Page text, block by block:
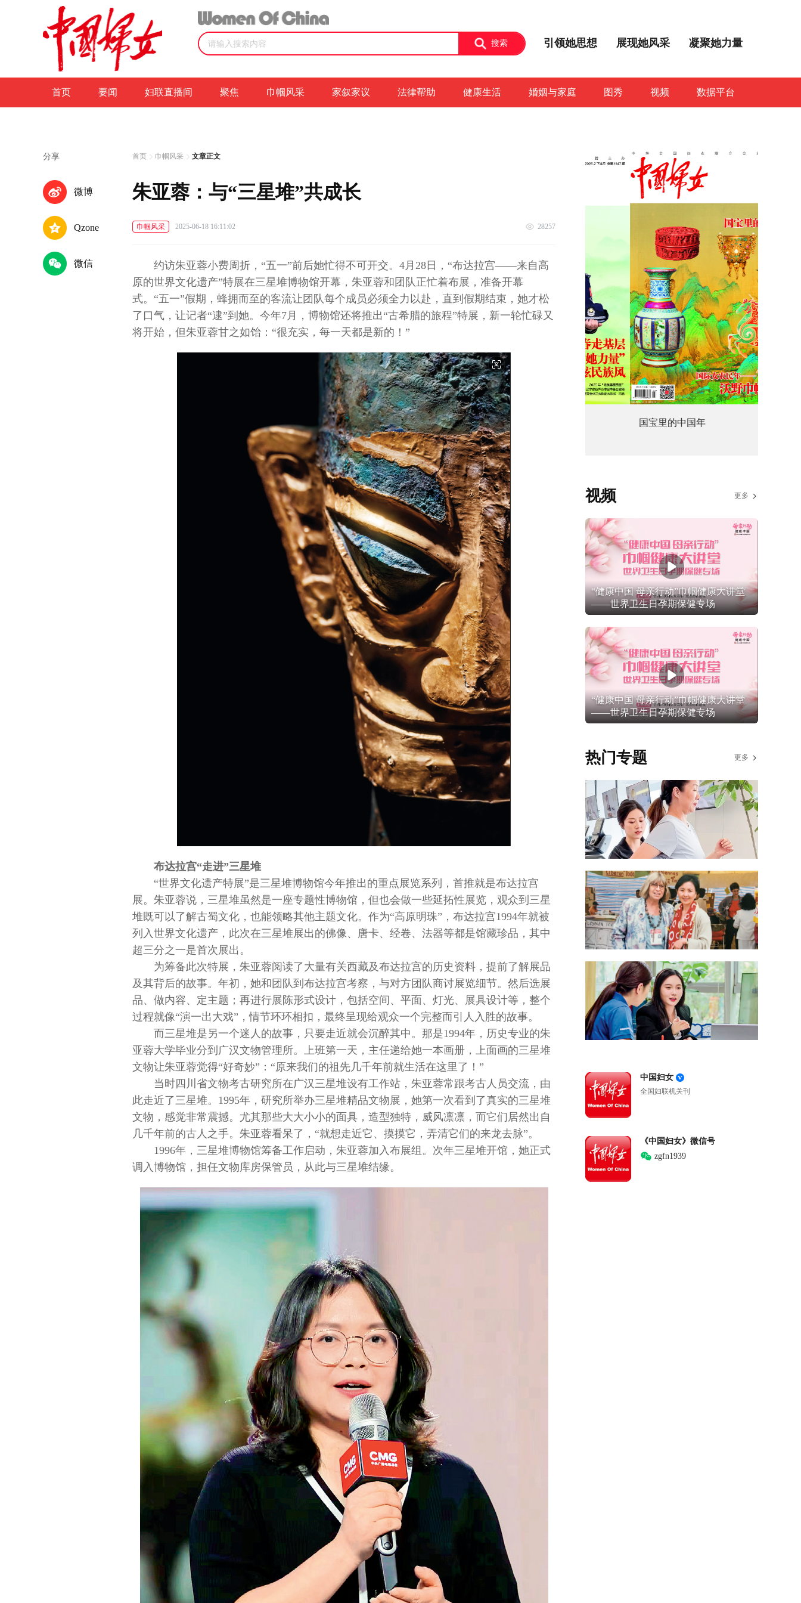
搜索 引领她思想 展现她风采 凝聚她力量
首页 要闻 妇联直播间 聚焦 巾帼风采 家叙家议 法律帮助 健康生活 婚姻与家庭 图秀 视频 数据平台
分享
微博
Qzone
微信
首页 巾帼风采 文章正文
朱亚蓉：与“三星堆”共成长
巾帼风采 2025-06-18 16:11:02 28257
约访朱亚蓉小费周折，“五一”前后她忙得不可开交。4月28日，“布达拉宫——来自高
原的世界文化遗产”特展在三星堆博物馆开幕，朱亚蓉和团队正忙着布展，准备开幕
式。“五一”假期，蜂拥而至的客流让团队每个成员必须全力以赴，直到假期结束，她才松
了口气，让记者“逮”到她。今年7月，博物馆还将推出“古希腊的旅程”特展，新一轮忙碌又
将开始，但朱亚蓉甘之如饴：“很充实，每一天都是新的！”
布达拉宫“走进”三星堆
“世界文化遗产特展”是三星堆博物馆今年推出的重点展览系列，首推就是布达拉宫
展。朱亚蓉说，三星堆虽然是一座专题性博物馆，但也会做一些延拓性展览，观众到三星
堆既可以了解古蜀文化，也能领略其他主题文化。作为“高原明珠”，布达拉宫1994年就被
列入世界文化遗产，此次在三星堆展出的佛像、唐卡、经卷、法器等都是馆藏珍品，其中
超三分之一是首次展出。
为筹备此次特展，朱亚蓉阅读了大量有关西藏及布达拉宫的历史资料，提前了解展品
及其背后的故事。年初，她和团队到布达拉宫考察，与对方团队商讨展览细节。然后选展
品、做内容、定主题；再进行展陈形式设计，包括空间、平面、灯光、展具设计等，整个
过程就像“演一出大戏”，情节环环相扣，最终呈现给观众一个完整而引人入胜的故事。
而三星堆是另一个迷人的故事，只要走近就会沉醉其中。那是1994年，历史专业的朱
亚蓉大学毕业分到广汉文物管理所。上班第一天，主任递给她一本画册，上面画的三星堆
文物让朱亚蓉觉得“好奇妙”：“原来我们的祖先几千年前就生活在这里了！”
当时四川省文物考古研究所在广汉三星堆设有工作站，朱亚蓉常跟考古人员交流，由
此走近了三星堆。1995年，研究所举办三星堆精品文物展，她第一次看到了真实的三星堆
文物，感觉非常震撼。尤其那些大大小小的面具，造型独特，威风凛凛，而它们居然出自
几千年前的古人之手。朱亚蓉看呆了，“就想走近它、摸摸它，弄清它们的来龙去脉”。
1996年，三星堆博物馆筹备工作启动，朱亚蓉加入布展组。次年三星堆开馆，她正式
调入博物馆，担任文物库房保管员，从此与三星堆结缘。
王卓伦：战地没有“玫瑰”，只有使命 守数字山河，护万家灯火 国宝里的中国年
视频 更多
“健康中国 母亲行动”巾帼健康大讲堂
——世界卫生日孕期保健专场
“健康中国 母亲行动”巾帼健康大讲堂
——世界卫生日孕期保健专场
热门专题 更多
中国妇女
全国妇联机关刊
《中国妇女》微信号
zgfn1939